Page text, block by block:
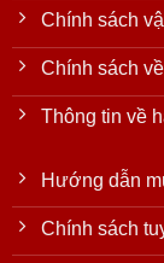
Chính sách
Chính sách
Thông tin về
Hướng dẫn
Chính sách